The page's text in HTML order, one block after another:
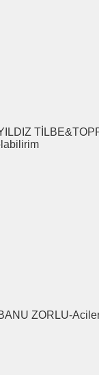
ZORLU-